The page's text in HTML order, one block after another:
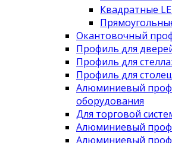
Квадратные
Окантовочный
Профиль для
Профиль для
Профиль для
Алюминиевый
оборудования
Для торговой
Алюминиевый
Алюминиевый